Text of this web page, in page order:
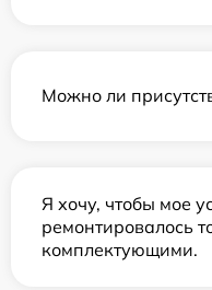
Можно ли
Я хочу, чтобы мое
ремонтировалось
комплектующими.